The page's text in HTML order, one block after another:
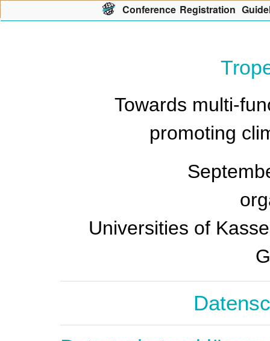
Towards multi-
promoting
Universities of
Conference Registration G